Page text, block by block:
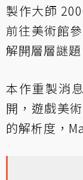
製作大師
前往美術館
解開層層謎
本作重製消
開，遊戲美
的解析度，